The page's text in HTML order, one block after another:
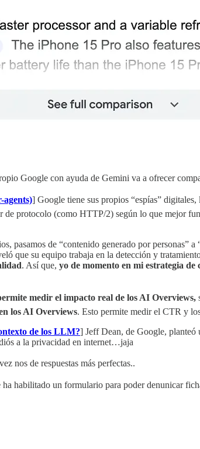
Google con ayuda de Gemini va a ofrecer
agents)] Google tiene sus propios “espías” digitales,
de protocolo (como HTTP/2) según lo que mejor
pasamos de “contenido generado por personas”
que su equipo trabaja en la detección y
. Así que, yo de momento en mi estrategia
medir el impacto real de los AI Overviews,
los AI Overviews. Esto permite medir el CTR y
de los LLM?] Jeff Dean, de Google, planteó
a la privacidad en internet…jaja
nos de respuestas más perfectas..
habilitado un formulario para poder denunicar